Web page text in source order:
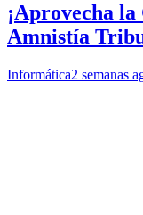
¡Aprovecha
Amnistía
Informática2 semanas